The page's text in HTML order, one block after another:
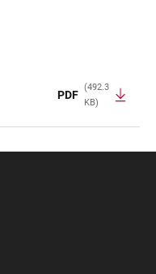
PDF
(492.3
KB)